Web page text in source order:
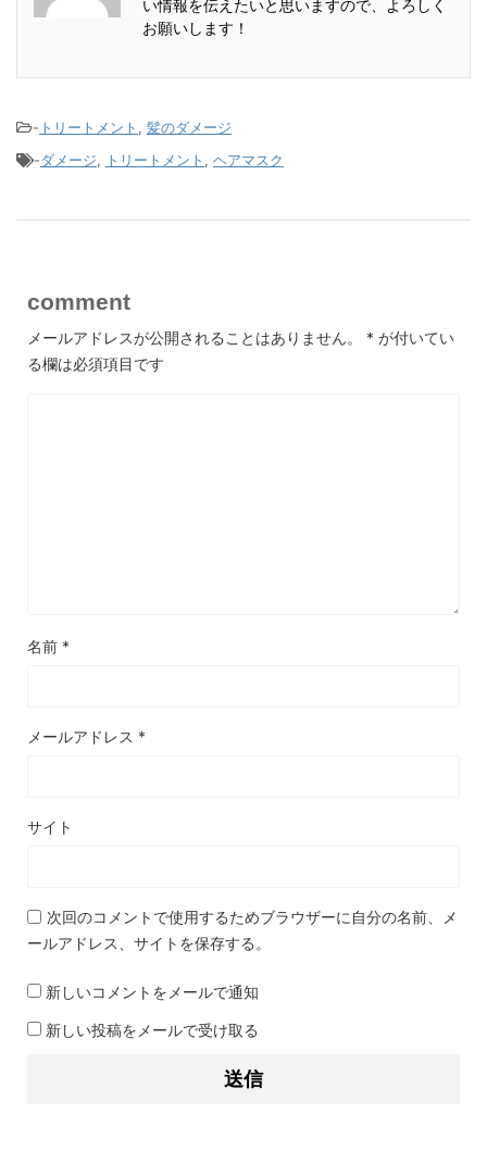
い情報を伝えたいと思いますので、よろしく
お願いします！
- トリートメント , 髪のダメージ
-ダメージ, トリートメント , ヘアマスク
comment
メールアドレスが公開されることはありません。 * が付いてい
る欄は必須項目です
名前 *
メールアドレス *
サイト
次回のコメントで使用するためブラウザーに自分の名前、メ
ールアドレス、サイトを保存する。
新しいコメントをメールで通知
新しい投稿をメールで受け取る